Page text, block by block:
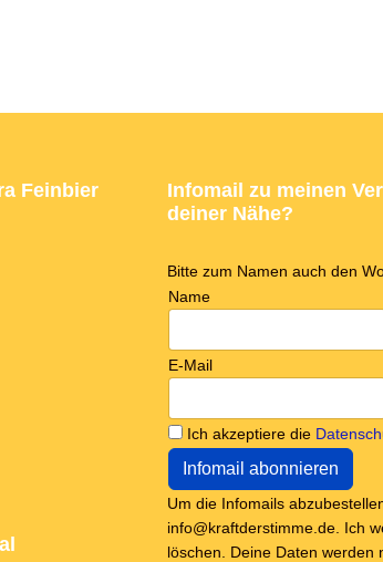
Feinbier
Infomail zu meinen
deiner Nähe?
Bitte zum Namen auch den
Name
E-Mail
Ich akzeptiere die
Um die Infomails
info@kraftderstimme.de. Ich
löschen. Deine Daten werden